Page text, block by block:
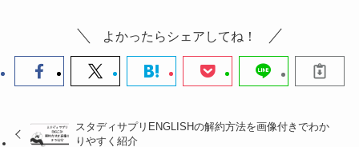
よかったらシェアしてね！
スタディサプリENGLISHの解約方法を画像付きでわか
りやすく紹介